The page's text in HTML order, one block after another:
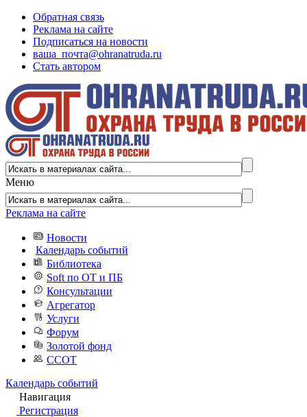
Обратная связь
Реклама на сайте
Подписаться на новости
ваша_почта@ohranatruda.ru
Стать автором
Меню
Реклама на сайте
Новости
Календарь событий
Библиотека
Soft по ОТ и ПБ
Консультации
Агрегатор
Услуги
Форум
Золотой фонд
ССОТ
Календарь событий
Навигация
Регистрация